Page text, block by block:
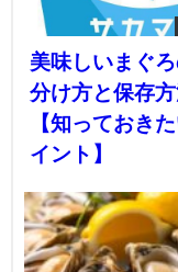
美味しいまぐ
分け方と保存
【知っておき
イント】